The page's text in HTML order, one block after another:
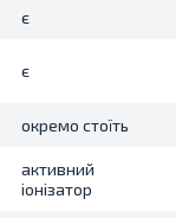
є
є
окремо стоїть
активний
іонізатор